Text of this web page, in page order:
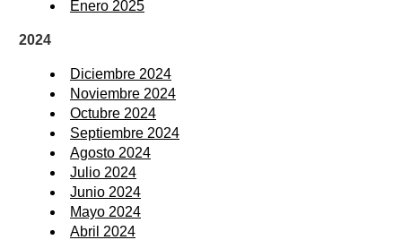
Enero 2025
2024
Diciembre 2024
Noviembre 2024
Octubre 2024
Septiembre 2024
Agosto 2024
Julio 2024
Junio 2024
Mayo 2024
Abril 2024